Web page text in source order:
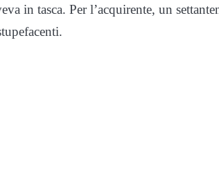
in tasca. Per l’acquirente, un